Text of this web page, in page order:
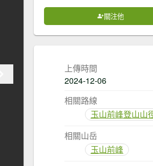
關注他
上傳時間
2024-12-06
相關路線
玉山前峰登山山
相關山岳
玉山前峰